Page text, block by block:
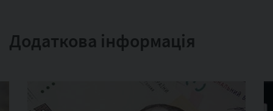
Додаткова інформація